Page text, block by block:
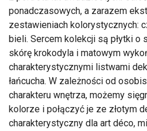
ponadczasowych, a zarazem
zestawieniach kolorystycznych:
bieli. Sercem kolekcji są płytki o
skórę krokodyla i matowym
charakterystycznymi listwami
łańcucha. W zależności od
charakteru wnętrza, możemy
kolorze i połączyć je ze złotym
charakterystyczny dla art déco,